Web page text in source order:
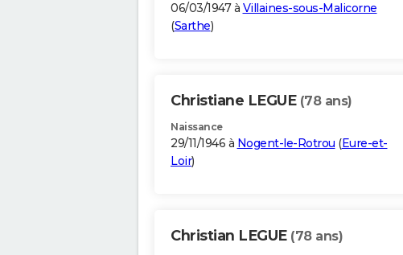
06/03/1947 à Villaines-sous-Malicorne
(Sarthe)
Christiane LEGUE (78 ans)
Naissance
29/11/1946 à Nogent-le-Rotrou (Eure-et-
Loir)
Christian LEGUE (78 ans)